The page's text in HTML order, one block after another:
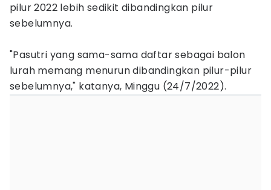
pilur 2022 lebih sedikit dibandingkan pilur
sebelumnya.
"Pasutri yang sama-sama daftar sebagai balon
lurah memang menurun dibandingkan pilur-pilur
sebelumnya," katanya, Minggu (24/7/2022).